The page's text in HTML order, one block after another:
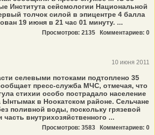
Института сейсмологии Национальной
толчок силой в эпицентре 4 балла
19 июня в 21 час 01 минуту. ...
Просмотров: 2135 Комментариев: 0
10 июня 2011
селевыми потоками подтоплено 35
пресс-служба МЧС, отмечая, что
стихии особо пострадало население
Ынтымак в Ноокатском районе. Сельчане
поливной воды, поскольку грязевой
внутрихозяйственного ...
Просмотров: 3583 Комментариев: 0